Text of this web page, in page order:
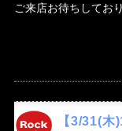
ご来店お待ちしてお
【3/31(